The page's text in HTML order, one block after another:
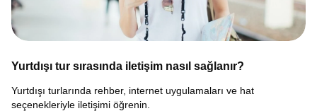
Yurtdışı tur sırasında iletişim nasıl sağlanır?
Yurtdışı turlarında rehber, internet uygulamaları ve hat
seçenekleriyle iletişimi öğrenin.